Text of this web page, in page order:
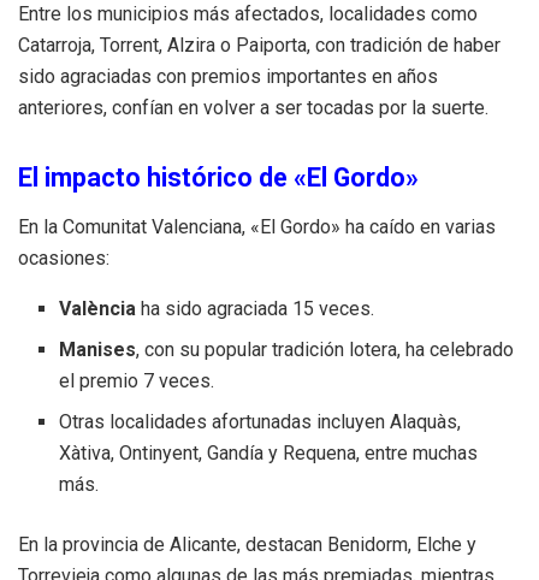
Entre los municipios más afectados, localidades como
Catarroja, Torrent, Alzira o Paiporta, con tradición de haber
sido agraciadas con premios importantes en años
anteriores, confían en volver a ser tocadas por la suerte.
El impacto histórico de «El Gordo»
En la Comunitat Valenciana, «El Gordo» ha caído en varias
ocasiones:
València ha sido agraciada 15 veces.
Manises, con su popular tradición lotera, ha celebrado
el premio 7 veces.
Otras localidades afortunadas incluyen Alaquàs,
Xàtiva, Ontinyent, Gandía y Requena, entre muchas
más.
En la provincia de Alicante, destacan Benidorm, Elche y